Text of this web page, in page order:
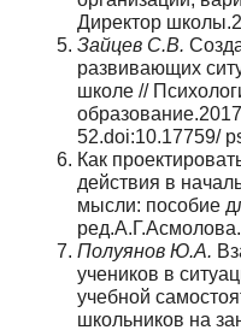
Директор
Зайцев С.В.
развивающих
школе //
52.doi:10.17759/
Как
действия в
мысли: пособие
Полуянов Ю.А.
учеников в
учебной
школьников на